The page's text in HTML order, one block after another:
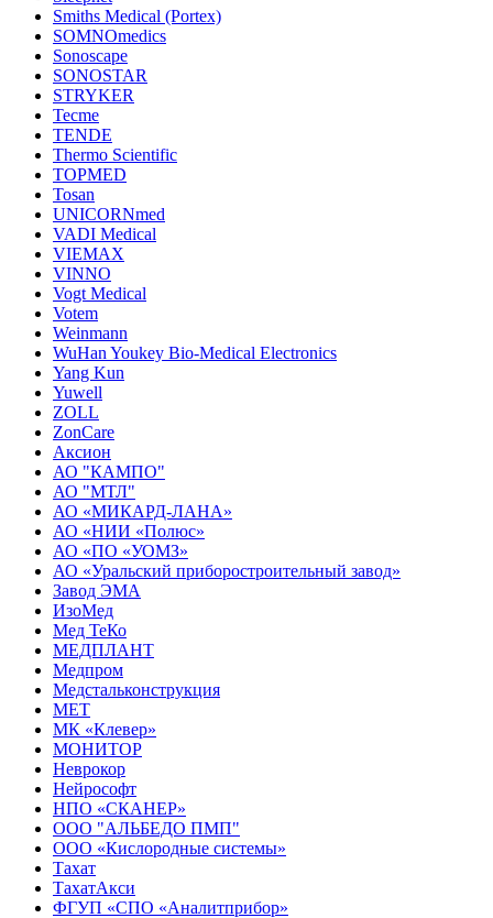
Smiths Medical (Portex)
SOMNOmedics
Sonoscape
SONOSTAR
STRYKER
Tecme
TENDE
Thermo Scientific
TOPMED
Tosan
UNICORNmed
VADI Medical
VIEMAX
VINNO
Vogt Medical
Votem
Weinmann
WuHan Youkey Bio-Medical Electronics
Yang Kun
Yuwell
ZOLL
ZonCare
Аксион
АО "КАМПО"
АО "МТЛ"
АО «МИКАРД-ЛАНА»
АО «НИИ «Полюс»
АО «ПО «УОМЗ»
АО «Уральский приборостроительный завод»
Завод ЭМА
ИзоМед
Мед ТеКо
МЕДПЛАНТ
Медпром
Медстальконструкция
МЕТ
МК «Клевер»
МОНИТОР
Неврокор
Нейрософт
НПО «СКАНЕР»
ООО "АЛЬБЕДО ПМП"
ООО «Кислородные системы»
Тахат
ТахатАкси
ФГУП «СПО «Аналитприбор»